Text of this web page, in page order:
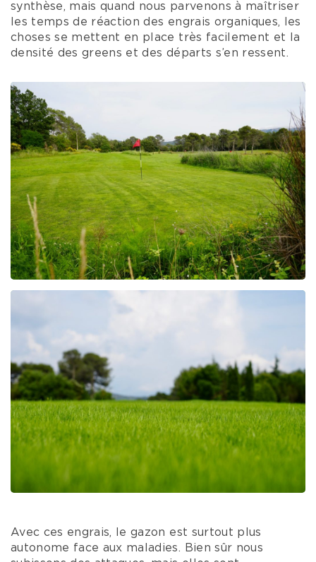
synthèse, mais quand nous parvenons à maîtriser
les temps de réaction des engrais organiques, les
choses se mettent en place très facilement et la
densité des greens et des départs s’en ressent.
Avec ces engrais, le gazon est surtout plus
autonome face aux maladies. Bien sûr nous